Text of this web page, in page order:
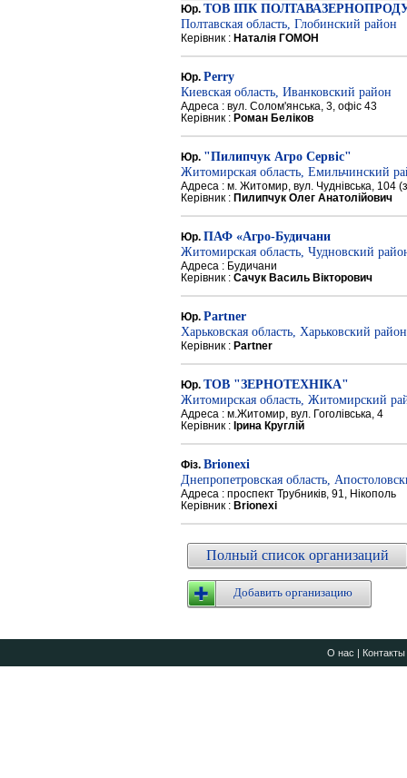
Юр. ТОВ ІПК
Полтавская область, Глобинский район
Керівник : Наталія ГОМОН
Юр. Perry
Киевская область, Иванковский район
Адреса : вул. Солом'янська, 3, офіс 43
Керівник : Роман Беліков
Юр. "Пилипчук Агро Сервіс"
Житомирская область, Емильчинский
Адреса : м. Житомир, вул. Чуднівська, 104
Керівник : Пилипчук Олег Анатолійович
Юр. ПАФ «Агро-Будичани
Житомирская область, Чудновский
Адреса : Будичани
Керівник : Сачук Василь Вікторович
Юр. Partner
Харьковская область, Харьковский район
Керівник : Partner
Юр. ТОВ "ЗЕРНОТЕХНІКА"
Житомирская область, Житомирский
Адреса : м.Житомир, вул. Гоголівська, 4
Керівник : Ірина Круглій
Фіз. Brionexi
Днепропетровская область,
Адреса : проспект Трубників, 91, Нікополь
Керівник : Brionexi
Полный список организаций
Добавить организацию
О нас | Контакты